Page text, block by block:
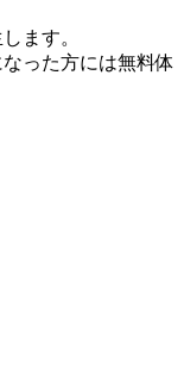
ます。
った方には無料体